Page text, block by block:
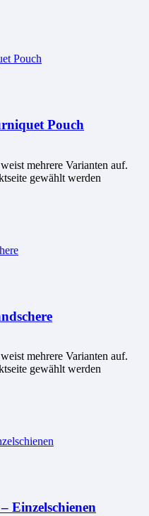
Pouch
mehrere Varianten auf.
gewählt werden
mehrere Varianten auf.
gewählt werden
Einzelschienen